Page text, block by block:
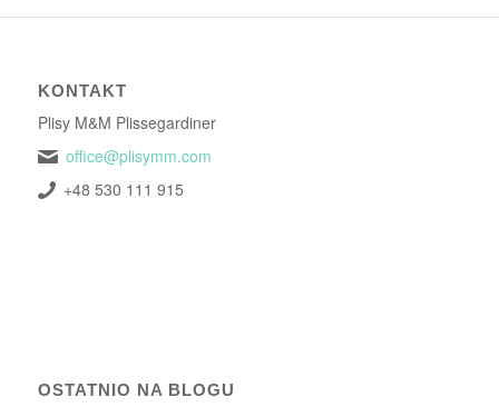
KONTAKT
Plisy M&M Plissegardiner
office@plisymm.com
+48 530 111 915
OSTATNIO NA BLOGU